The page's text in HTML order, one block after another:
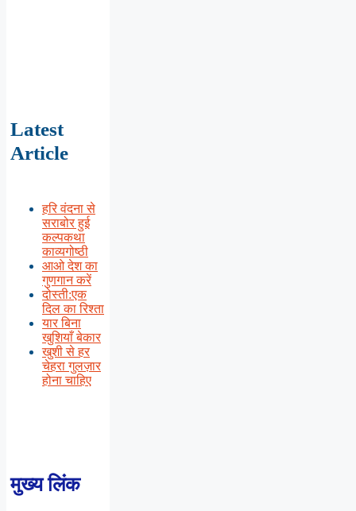
Latest
Article
हरि वंदना से
सराबोर हुई
कल्पकथा
काव्यगोष्ठी
आओ देश का
गुणगान करें
दोस्ती:एक
दिल का रिश्ता
यार बिना
खुशियाँ बेकार
खुशी से हर
चेहरा गुलज़ार
होना चाहिए
मुख्य लिंक